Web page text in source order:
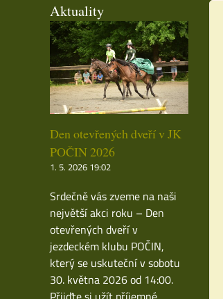
Aktuality
Den otevřených dveří v JK
POČIN 2026
1. 5. 2026 19:02
Srdečně vás zveme na naši
největší akci roku – Den
otevřených dveří v
jezdeckém klubu POČIN,
který se uskuteční v sobotu
30. května 2026 od 14:00.